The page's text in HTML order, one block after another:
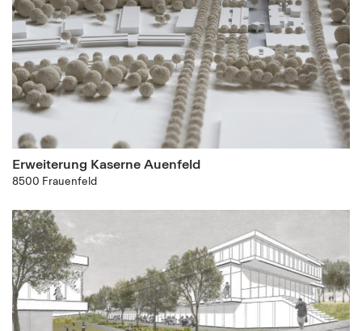
Erweiterung Kaserne Auenfeld
8500 Frauenfeld